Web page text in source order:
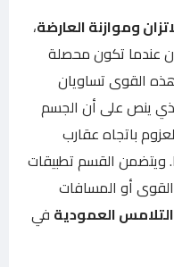
وموازنة العارضة،
عندما تكون محصلة
القوى تساويان
ينص على أن الجسم
باتجاه عقارب
ويتضمن القسم تطبيقات
أو المسافات
العمودية في